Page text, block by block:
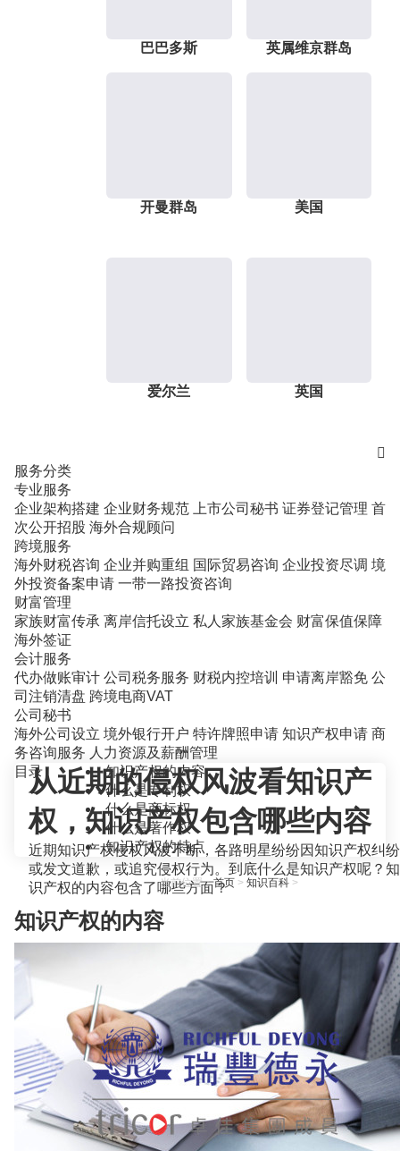
巴巴多斯 英属维京群岛
开曼群岛 美国
爱尔兰 英国

服务分类
专业服务
企业架构搭建 企业财务规范 上市公司秘书 证券登记管理 首
次公开招股 海外合规顾问
跨境服务
海外财税咨询 企业并购重组 国际贸易咨询 企业投资尽调 境
外投资备案申请 一带一路投资咨询
财富管理
家族财富传承 离岸信托设立 私人家族基金会 财富保值保障
海外签证
会计服务
代办做账审计 公司税务服务 财税内控培训 申请离岸豁免 公
司注销清盘 跨境电商VAT
公司秘书
海外公司设立 境外银行开户 特许牌照申请 知识产权申请 商
务咨询服务 人力资源及薪酬管理
当前位置：首页> 知识百科>
从近期的侵权风波看知识产
权，知识产权包含哪些内容
近期知识产权侵权风波不断，各路明星纷纷因知识产权纠纷
或发文道歉，或追究侵权行为。到底什么是知识产权呢？知
识产权的内容包含了哪些方面？
目录
知识产权的内容
什么是专利权
什么是商标权
什么是著作权
知识产权的特点
知识产权的内容